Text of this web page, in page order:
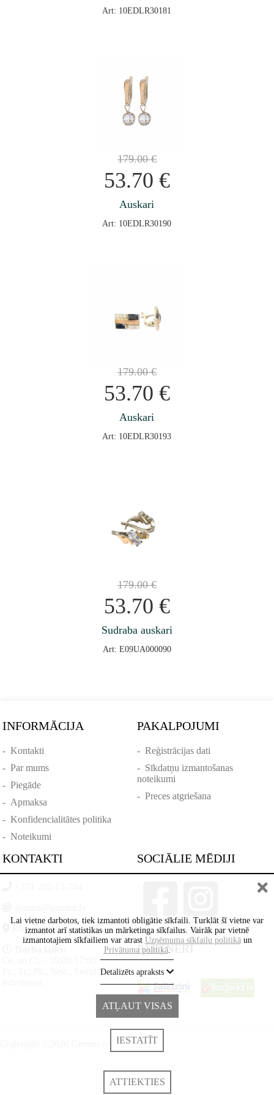
Art: 10EDLR30181
179.00€
53.70 €
Auskari
Art: 10EDLR30190
179.00€
53.70 €
Auskari
Art: 10EDLR30193
179.00€
53.70 €
Sudraba auskari
Art: E09UA000090
INFORMĀCIJA
-Kontakti
-Par mums
-Piegāde
- Apmaksa
-Konfidencialitātes politika
-Noteikumi
PAKALPOJUMI
- Reģistrācijas dati
- Sīkdatņu izmantošanas
noteikumi
- Preces atgriešana
KONTAKTI
Rīga, Lāčplēšā iela 88
Pr., Tr., Pk., Sest., Svētd. -
SOCIĀLIE MĒDIJI
PARTNERI
Lai vietne darbotos, tiek izmantoti obligātie sīkfaili. Turklāt šī vietne var
izmantot arī statistikas un mārketinga sīkfailus. Vairāk par vietnē
izmantotajiem sīkfailiem var atrast Uzņēmuma sīkfailu politikāun
Privātuma politikā.
Detalizēts apraksts
ATĻAUT VISAS
IESTATĪT
ATTIEKTIES